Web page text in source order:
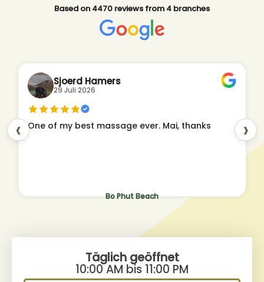
Based on 4470 reviews from 4 branches
‹
Bo Phut Beach
Sjoerd Hamers
29 Juli 2026
One of my best massage ever. Mai, thanks ›
Täglich geöffnet
10:00 AM bis 11:00 PM